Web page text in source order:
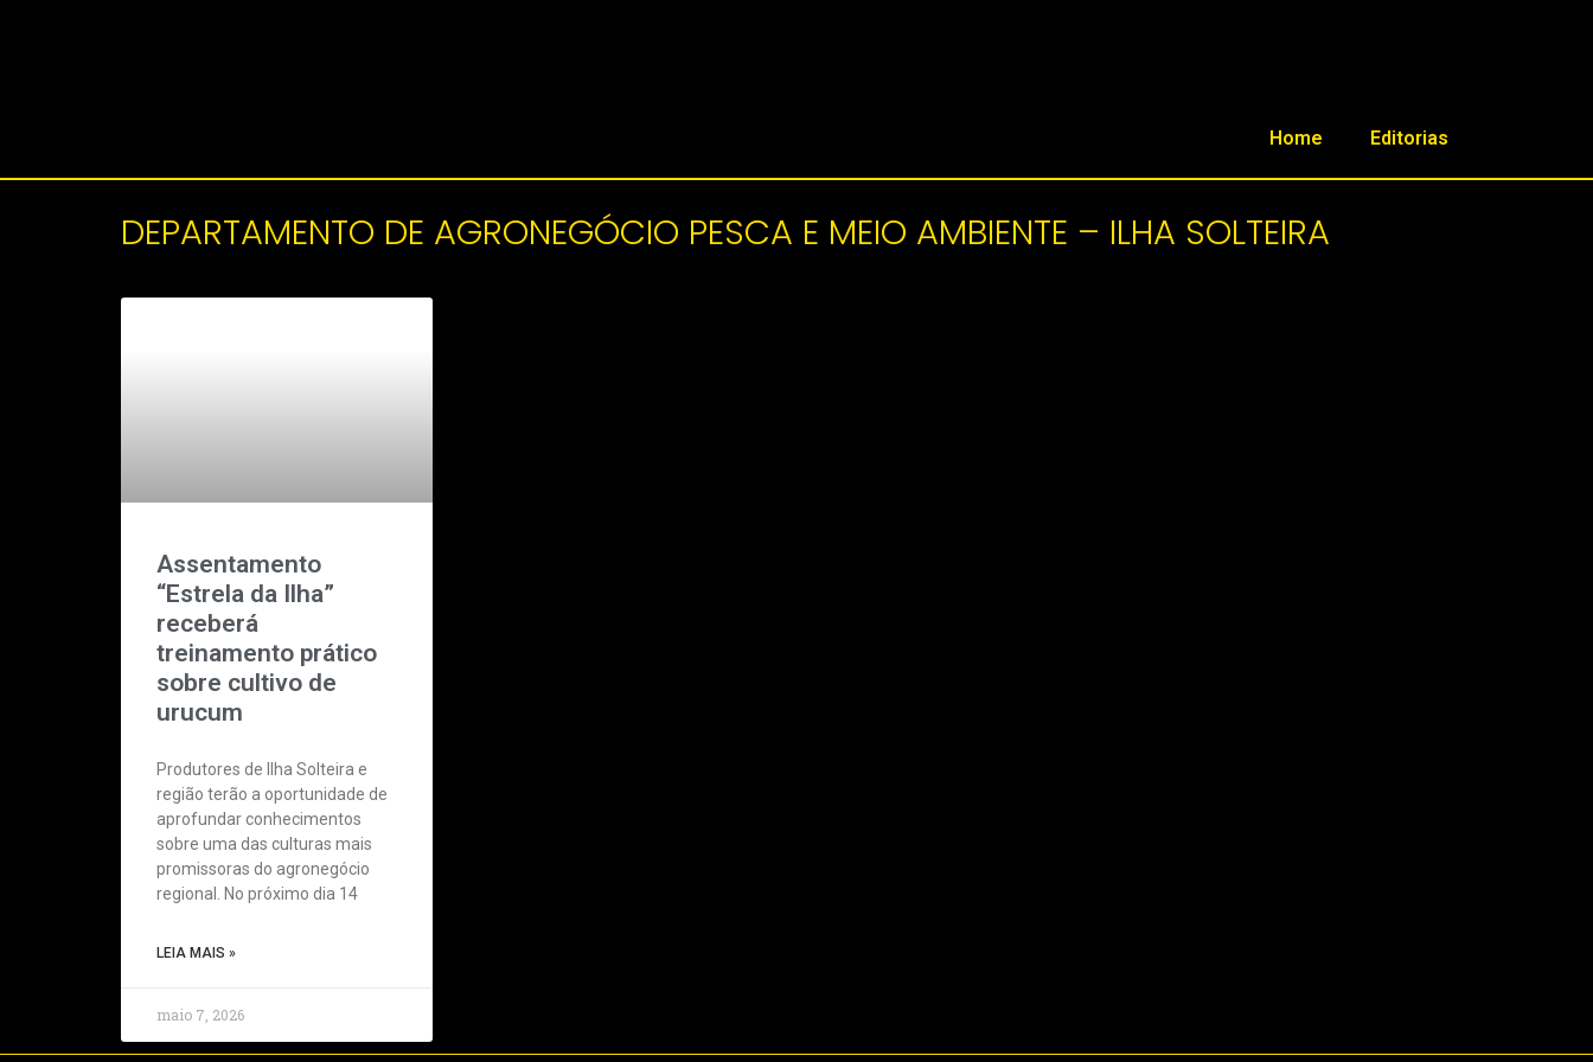
Home Editorias
DEPARTAMENTO DE AGRONEGÓCIO PESCA E MEIO AMBIENTE – ILHA SOLTEIRA
Assentamento
“Estrela da Ilha”
receberá
treinamento prático
sobre cultivo de
urucum
Produtores de Ilha Solteira e
região terão a oportunidade de
aprofundar conhecimentos
sobre uma das culturas mais
promissoras do agronegócio
regional. No próximo dia 14
LEIA MAIS »
maio 7, 2026